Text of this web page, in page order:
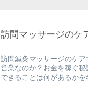
訪問マッサージのケ
訪問鍼灸マッサージのケ
営業なのか？お金を稼ぐ
できることは何があるか